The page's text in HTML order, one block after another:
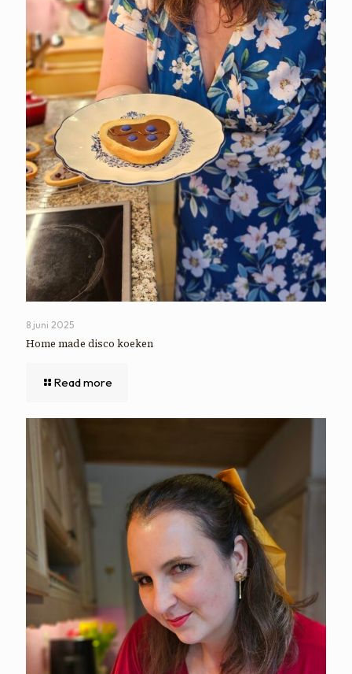
8 juni 2025
Home made disco koeken
Read more